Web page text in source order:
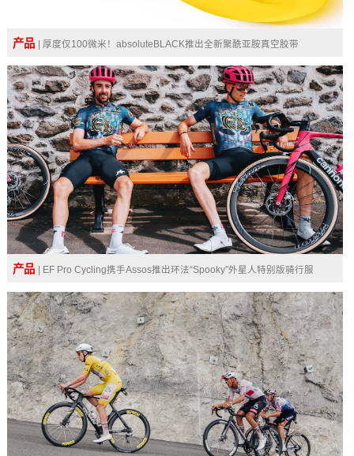
产品 | 厚度仅100微米！absoluteBLACK推出全新聚酰亚胺真空胶带
产品 | EF Pro Cycling携手Assos推出环法“Spooky”外星人特别版骑行服